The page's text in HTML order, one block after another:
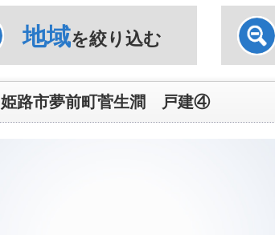
地域を絞り込む
姫路市夢前町菅生澗 戸建④